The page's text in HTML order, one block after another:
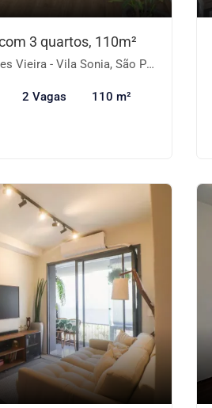
3 quartos, 110m²
- Vila Sonia, São Paulo-SP
2 Vagas 110 m²